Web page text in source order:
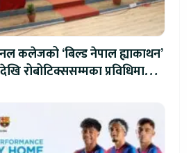
कलेजको ‘बिल्ड नेपाल ह्याकाथन’
प्रविधिमा